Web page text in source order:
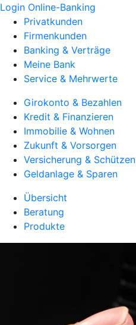
Login Online-Banking
Privatkunden
Firmenkunden
Banking & Verträge
Meine Bank
Service & Mehrwerte
Girokonto & Bezahlen
Kredit & Finanzieren
Immobilie & Wohnen
Zukunft & Vorsorgen
Versicherung & Schützen
Geldanlage & Sparen
Übersicht
Beratung
Produkte